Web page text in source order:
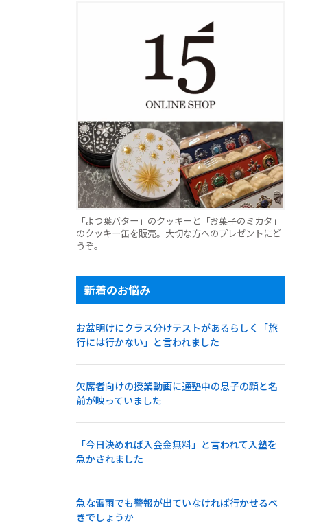
「よつ葉バター」のクッキーと「お菓子のミカタ」
のクッキー缶を販売。大切な方へのプレゼントにど
うぞ。
新着のお悩み
お盆明けにクラス分けテストがあるらしく「旅
行には行かない」と言われました
欠席者向けの授業動画に通塾中の息子の顔と名
前が映っていました
「今日決めれば入会金無料」と言われて入塾を
急かされました
急な雷雨でも警報が出ていなければ行かせるべ
きでしょうか